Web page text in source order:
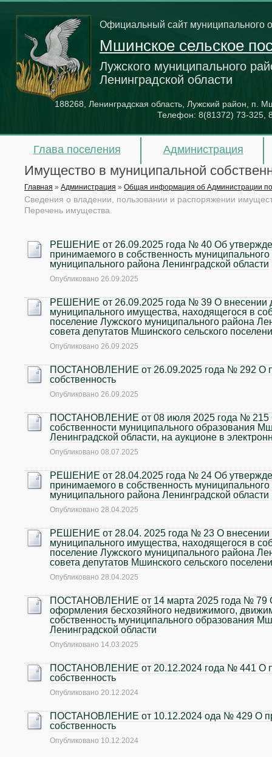
Официальный сайт муниципального
Мшинское сельское
Лужского муниципального
Ленинградской области
188268, Ленинградская область, Лужский район, п.
Телефон: 8(81372) 73-325,
Глава поселения Администрация
Имущество в муниципальной
Главная » Администрация » Общая информация об Администрации
Сведения о владении, пользовании и распоряжении
Перечень имущества.
РЕШЕНИЕ от 26.09.2025 года № 40 Об
принимаемого в собственность
муниципального района Ленинградской области
Опубликовано 26.09.2025
РЕШЕНИЕ от 26.09.2025 года № 39 О внесении
муниципального имущества, находящегося в
поселение Лужского муниципального района
совета депутатов Мшинского сельского
Опубликовано 26.09.2025
ПОСТАНОВЛЕНИЕ от 26.09.2025 года № 292 О
собственность
Опубликовано 26.09.2025
ПОСТАНОВЛЕНИЕ от 08 июля 2025 года № 215
собственности муниципального образования
Ленинградской области, на аукционе в
Опубликовано 08.07.2025
РЕШЕНИЕ от 28.04.2025 года № 24 Об
принимаемого в собственность
муниципального района Ленинградской области
Опубликовано 28.04.2025
РЕШЕНИЕ от 28.04. 2025 года № 23 О внесении
муниципального имущества, находящегося в
поселение Лужского муниципального района
совета депутатов Мшинского сельского
Опубликовано 28.04.2025
ПОСТАНОВЛЕНИЕ от 14 марта 2025 года № 79
оформления бесхозяйного недвижимого,
собственность муниципального образования
Ленинградской области
Опубликовано 14.03.2025
ПОСТАНОВЛЕНИЕ от 20.12.2024 года № 441 О
собственность
Опубликовано 20.12.2024
ПОСТАНОВЛЕНИЕ от 10.12.2024 ода № 429 О
собственность
Опубликовано 10.12.2024